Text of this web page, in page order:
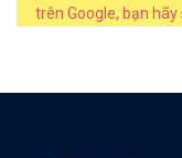
trên Google, bạn hãy